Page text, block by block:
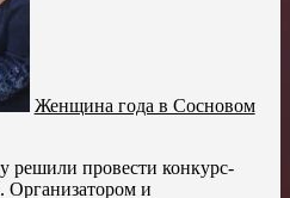
Женщина года в Сосновом
решили провести конкурс-
и